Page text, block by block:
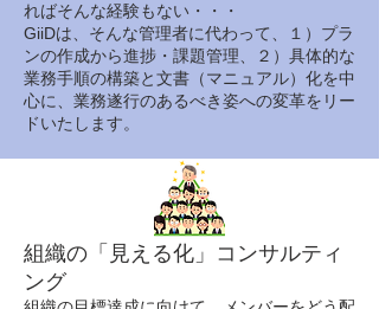
ればそんな経験もない・・・
GiiDは、そんな管理者に代わって、１）プラ
ンの作成から進捗・課題管理、２）具体的な
業務手順の構築と文書（マニュアル）化を中
心に、業務遂行のあるべき姿への変革をリー
ドいたします。
組織の「見える化」コンサルティ
ング